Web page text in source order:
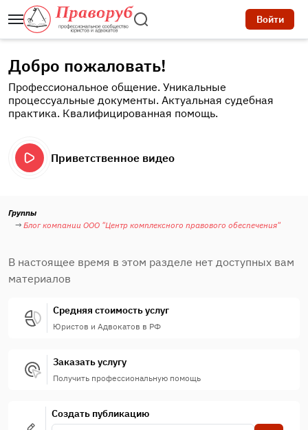
Войти
Добро пожаловать!
Профессиональное общение. Уникальные
процессуальные документы. Актуальная судебная
практика. Квалифицированная помощь.
Приветственное видео
Группы
Блог компании ООО "Центр комплексного правового обеспечения"
В настоящее время в этом разделе нет доступных вам
материалов
Средняя стоимость услуг
Юристов и Адвокатов в РФ
Заказать услугу
Получить профессиональную помощь
Создать публикацию